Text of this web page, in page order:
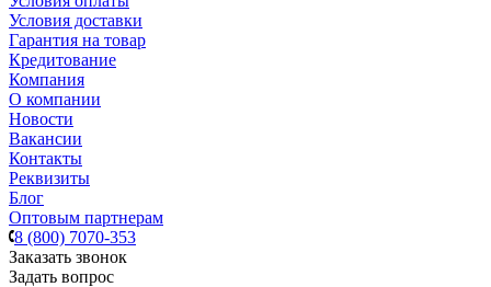
Условия доставки
Гарантия на товар
Кредитование
Компания
О компании
Новости
Вакансии
Контакты
Реквизиты
Блог
Оптовым партнерам
8 (800) 7070-353
Заказать звонок
Задать вопрос